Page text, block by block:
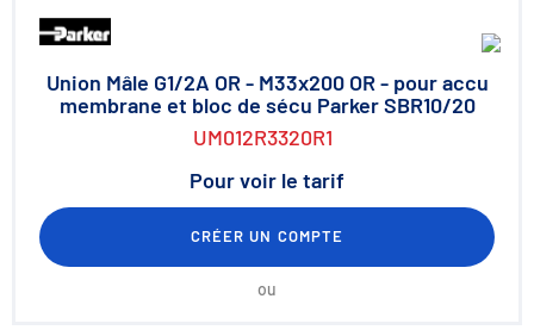
Union Mâle G1/2A OR - M33x200 OR - pour accu
membrane et bloc de sécu Parker SBR10/20
UM012R3320R1
Pour voir le tarif
CRÉER UN COMPTE
ou